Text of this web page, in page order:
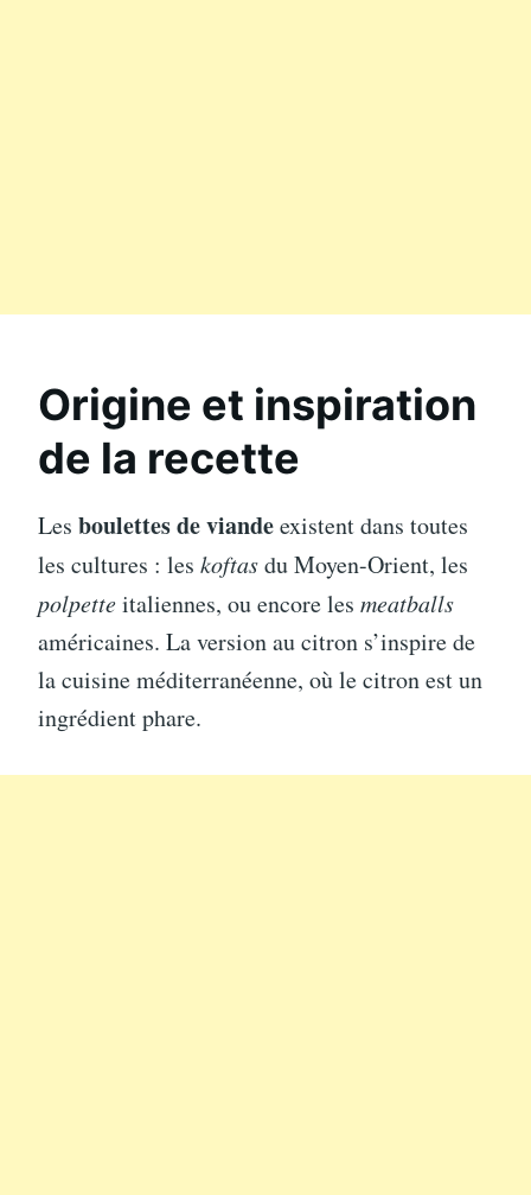
Origine et inspiration
de la recette
Les boulettes de viandeexistent dans toutes
les cultures : les koftasdu Moyen-Orient, les
polpetteitaliennes, ou encore les meatballs
américaines. La version au citron s’inspire de
la cuisine méditerranéenne, où le citron est un
ingrédient phare.